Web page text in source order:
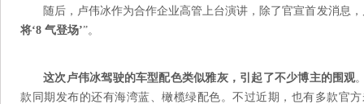
随后，卢伟冰作为合作企业高管上台演讲，除了官宣首发消息
将‘8 气登场’”。
这次卢伟冰驾驶的车型配色类似雅灰，引起了不少博主的围观
款同期发布的还有海湾蓝、橄榄绿配色。不过近期，也有多款官